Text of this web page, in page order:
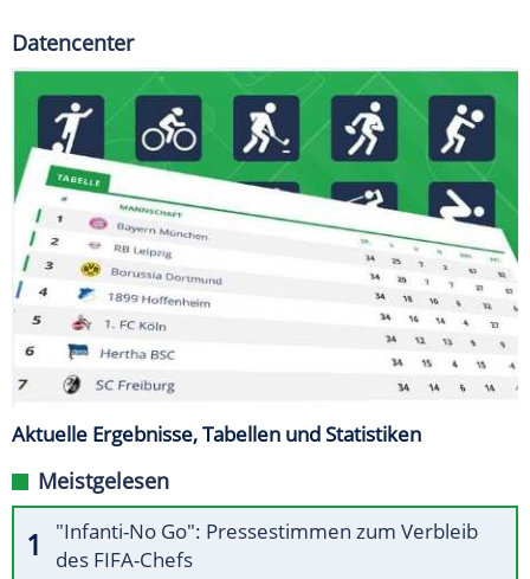
Datencenter
Aktuelle Ergebnisse, Tabellen und Statistiken
Meistgelesen
"Infanti-No Go": Pressestimmen zum Verbleib
des FIFA-Chefs